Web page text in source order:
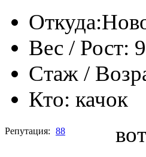
Откуда:
Вес / Рост:
Стаж /
Кто: качок
Репутация: 88